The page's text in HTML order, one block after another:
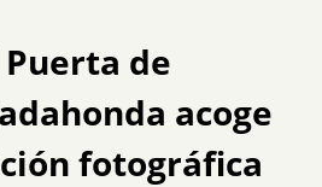
de
acoge
fotográfica